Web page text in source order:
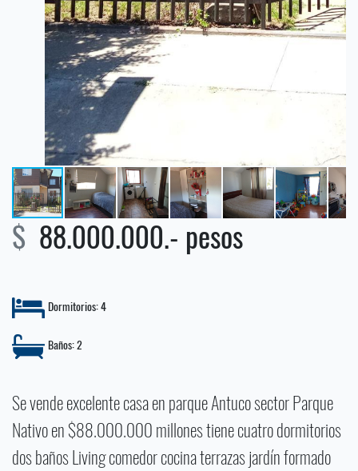
$ 88.000.000.- pesos
Dormitorios: 4
Baños: 2
Se vende excelente casa en parque Antuco sector Parque
Nativo en $88.000.000 millones tiene cuatro dormitorios
dos baños Living comedor cocina terrazas jardín formado